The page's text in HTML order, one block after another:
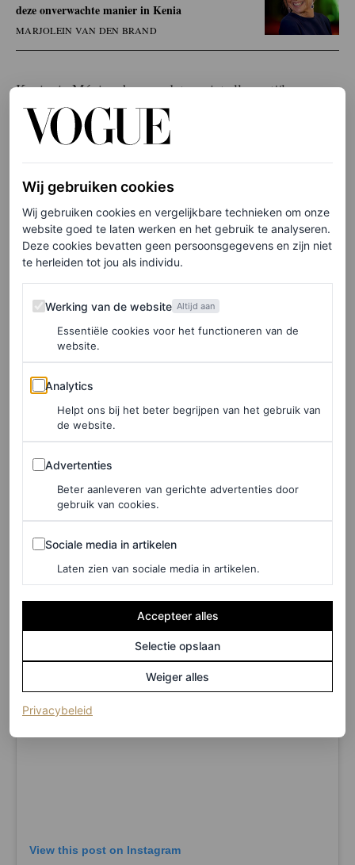
deze onverwachte manier in Kenia
MARJOLEIN VAN DEN BRAND
Koningin Máxima bewees dat ze niet alleen stijl, maar
ook ritme heeft. Dat de royal wel houdt van een feestje én
van soulmuziek, blijkt duidelijk uit de video’s die Trijntje
en zelfs Sister Sledge zelf deelden op Instagram. Daarop
is te zien hoe de koningin enthousiast meezingt met het
beroemde nummerWe Are Family, en eerlijk is eerlijk:
dat levert leuke beelden op.
Glamoureuze look
De dames van Ladies of Soul maakten er een
gedenkwaardige laatste show van. De aanwezigheid van
koningin Máxima gaf de avond net dat beetje extra glans.
Stijlvol als altijd viel Máxima bovendien op met een
zwarte look met glitterrok van Elie Saab en een paar
opvallende gouden oorbellen, perfect passend bij de
glamoureuze sfeer van de avond. Ze maakte de look af
met zwarte lakleren Mary Jane-pumps met grote gouden
studs van Valentino. Soul, glitter en een zingende
koningin: dit concert had álles.
View this post on Instagram
Wij gebruiken cookies
Wij gebruiken cookies en vergelijkbare technieken om onze
website goed te laten werken en het gebruik te analyseren.
Deze cookies bevatten geen persoonsgegevens en zijn niet
te herleiden tot jou als individu.
Werking van de website
Werking van de website Altijd aan
Essentiële cookies voor het functioneren van de
website.
Analytics
Analytics
Helpt ons bij het beter begrijpen van het gebruik van
de website.
Advertenties
Advertenties
Beter aanleveren van gerichte advertenties door
gebruik van cookies.
Sociale media in artikelen
Sociale media in artikelen
Laten zien van sociale media in artikelen.
Accepteer alles
Selectie opslaan
Weiger alles
Privacybeleid